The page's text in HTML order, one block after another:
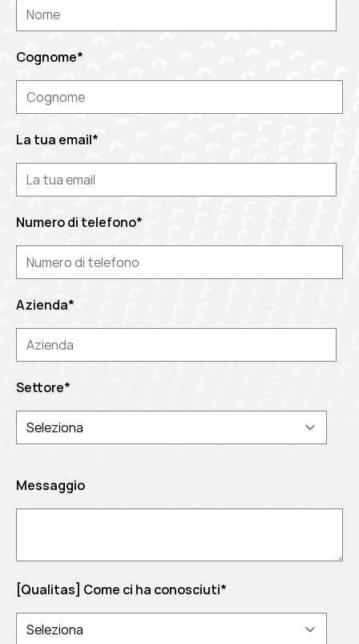
Cognome*
La tua email*
Numero di telefono*
Azienda*
Settore*
Messaggio
[Qualitas] Come ci ha conosciuti*